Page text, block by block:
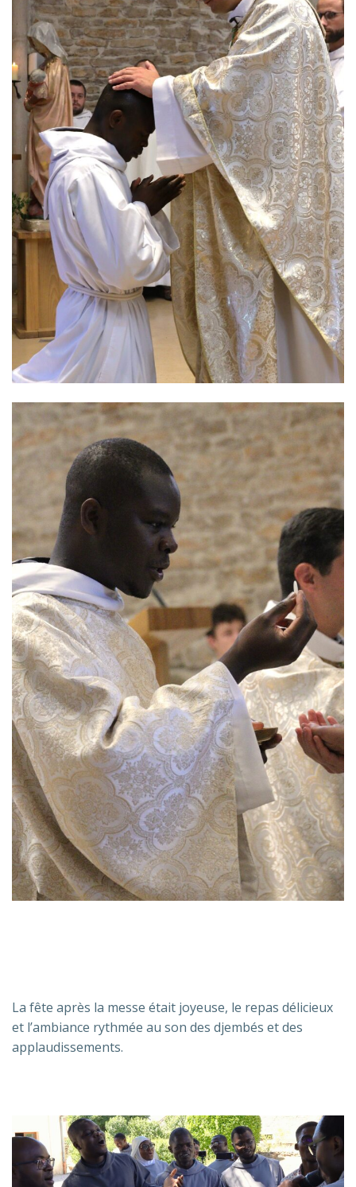
La fête après la messe était joyeuse, le repas délicieux
et l’ambiance rythmée au son des djembés et des
applaudissements.